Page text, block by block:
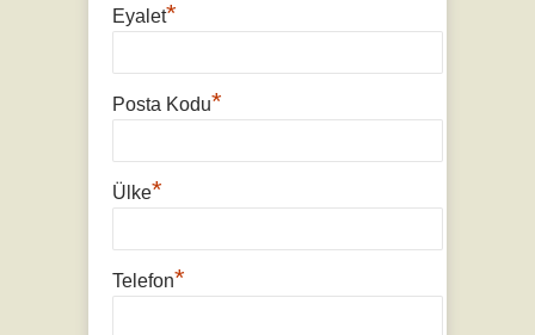
Eyalet*
Posta Kodu*
Ülke*
Telefon*